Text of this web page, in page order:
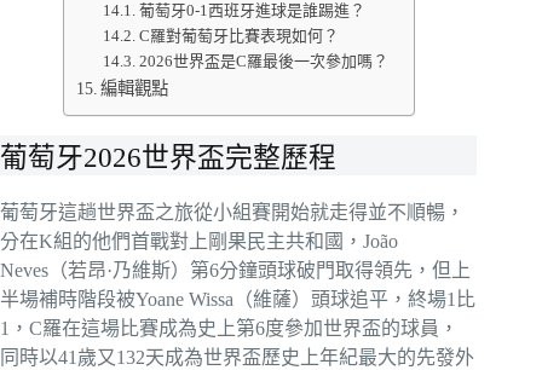
葡萄牙0-1西班牙進球是誰踢進？
C羅對葡萄牙比賽表現如何？
2026世界盃是C羅最後一次參加嗎？
編輯觀點
葡萄牙2026世界盃完整歷程
葡萄牙這趟世界盃之旅從小組賽開始就走得並不順暢，
分在K組的他們首戰對上剛果民主共和國，João
Neves（若昂·乃維斯）第6分鐘頭球破門取得領先，但上
半場補時階段被Yoane Wissa（維薩）頭球追平，終場1比
1，C羅在這場比賽成為史上第6度參加世界盃的球員，
同時以41歲又132天成為世界盃歷史上年紀最大的先發外